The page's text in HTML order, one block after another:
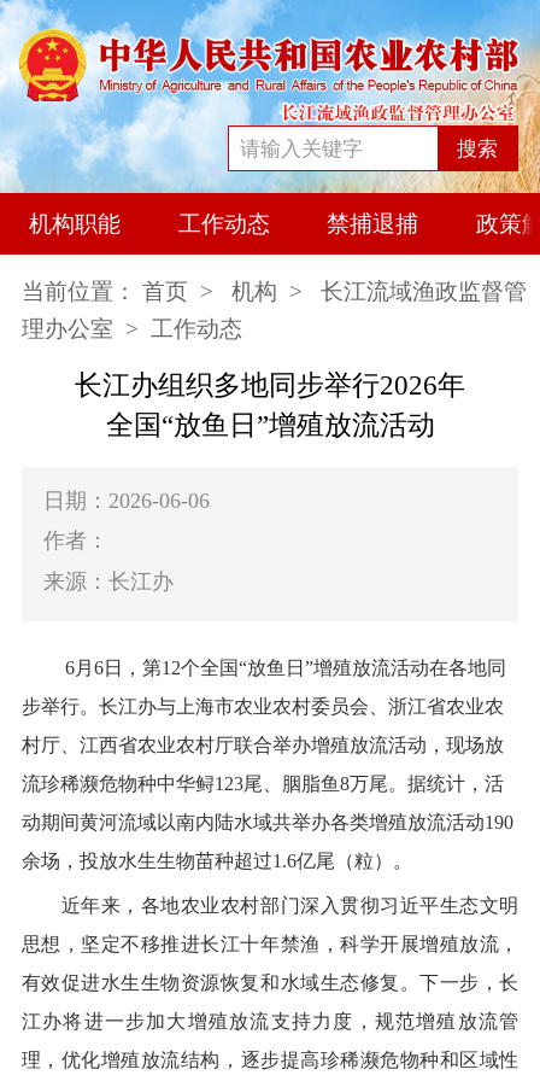
搜索
机构职能 工作动态 禁捕退捕 政策
当前位置： 首页 > 机构 >
长江流域渔政监督管
理办公室 > 工作动态
长江办组织多地同步举行2026年
全国“放鱼日”增殖放流活动
日期：2026-06-06
作者：
来源：长江办
6月 6日，第12个全国“放鱼日”增殖放流活动在各地同
步举行。长江办与上海市农业农村委员会、浙江省农业农
村厅、江西省农业农村厅联合举办增殖放流活动，现场放
流珍稀濒危物种中华鲟123尾、胭脂鱼8万尾。据统计，活
动期间黄河流域以南内陆水域共举办各类增殖放流活动190
余场，投放水生生物苗种超过1.6亿尾（粒）。
近年来，各地农业农村部门深入贯彻习近平生态文明
思想，坚定不移推进长江十年禁渔，科学开展增殖放流，
有效促进水生生物资源恢复和水域生态修复。下一步，长
江办将进一步加大增殖放流支持力度， 规范增殖放流管
理 ， 优化增殖放流结构 ，逐步提高珍稀濒危物种和区域性